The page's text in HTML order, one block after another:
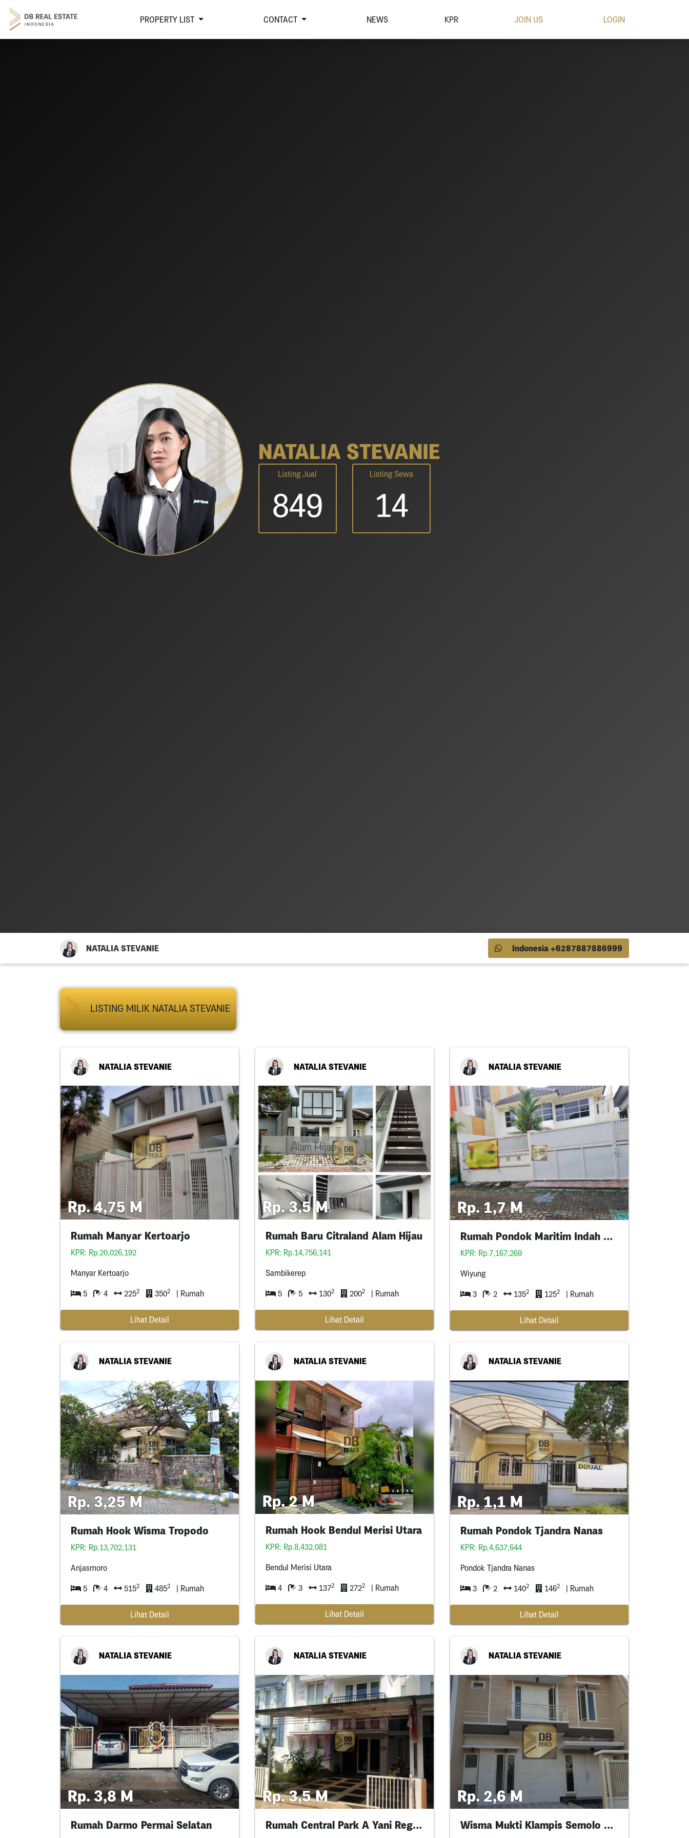
PROPERTY LIST CONTACT NEWS KPR JOIN US LOGIN
NATALIA STEVANIE
Listing Jual
849
Listing Sewa
14
NATALIA STEVANIE Indonesia +6287887886999
LISTING MILIK NATALIA STEVANIE
NATALIA STEVANIE
Rp. 4,75 M
Rumah Manyar Kertoarjo
KPR: Rp.20,026,192
Manyar Kertoarjo
5 4 2252 3502 | Rumah
Lihat Detail
NATALIA STEVANIE
Rp. 3,5 M
Rumah Baru Citraland Alam Hijau
KPR: Rp.14,756,141
Sambikerep
5 5 1302 2002 | Rumah
Lihat Detail
NATALIA STEVANIE
Rp. 1,7 M
Rumah Pondok Maritim Indah Bougenvil
KPR: Rp.7,167,269
Wiyung
3 2 1352 1252 | Rumah
Lihat Detail
NATALIA STEVANIE
Rp. 3,25 M
Rumah Hook Wisma Tropodo
KPR: Rp.13,702,131
Anjasmoro
5 4 5152 4852 | Rumah
Lihat Detail
NATALIA STEVANIE
Rp. 2 M
Rumah Hook Bendul Merisi Utara
KPR: Rp.8,432,081
Bendul Merisi Utara
4 3 1372 2722 | Rumah
Lihat Detail
NATALIA STEVANIE
Rp. 1,1 M
Rumah Pondok Tjandra Nanas
KPR: Rp.4,637,644
Pondok Tjandra Nanas
3 2 1402 1462 | Rumah
Lihat Detail
NATALIA STEVANIE
Rp. 3,8 M
Rumah Darmo Permai Selatan
NATALIA STEVANIE
Rp. 3,5 M
Rumah Central Park A Yani Regency
NATALIA STEVANIE
Rp. 2,6 M
Wisma Mukti Klampis Semolo Timur